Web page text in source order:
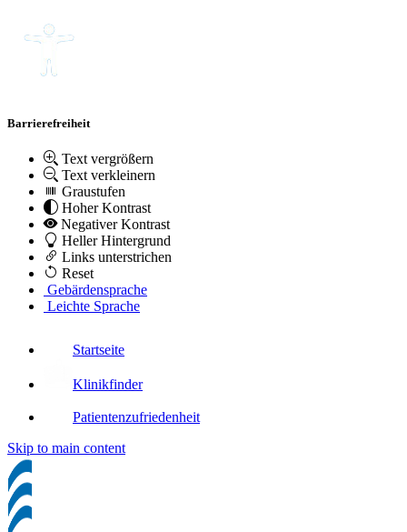
Barrierefreiheit
Text vergrößern
Text verkleinern
Graustufen
Hoher Kontrast
Negativer Kontrast
Heller Hintergrund
Links unterstrichen
Reset
Gebärdensprache
Leichte Sprache
Startseite
Klinikfinder
Patientenzufriedenheit
Skip to main content